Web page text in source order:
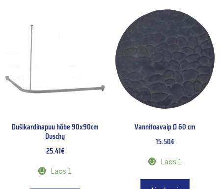
Dušikardinapuu hõbe 90x90cm
Duschy
25.41€
Laos 1
Vannitoavaip Ø 60 cm
15.50€
Laos 1